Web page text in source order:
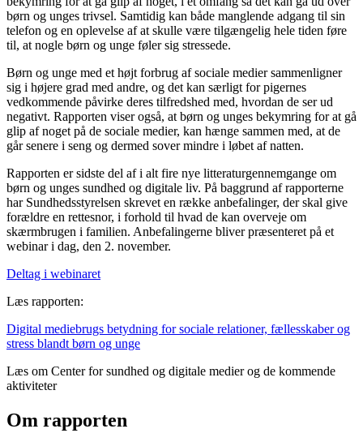
børn og unges trivsel. Samtidig kan både manglende adgang til sin
telefon og en oplevelse af at skulle være tilgængelig hele tiden føre
til, at nogle børn og unge føler sig stressede.
Børn og unge med et højt forbrug af sociale medier sammenligner
sig i højere grad med andre, og det kan særligt for pigernes
vedkommende påvirke deres tilfredshed med, hvordan de ser ud
negativt. Rapporten viser også, at børn og unges bekymring for at gå
glip af noget på de sociale medier, kan hænge sammen med, at de
går senere i seng og dermed sover mindre i løbet af natten.
Rapporten er sidste del af i alt fire nye litteraturgennemgange om
børn og unges sundhed og digitale liv. På baggrund af rapporterne
har Sundhedsstyrelsen skrevet en række anbefalinger, der skal give
forældre en rettesnor, i forhold til hvad de kan overveje om
skærmbrugen i familien. Anbefalingerne bliver præsenteret på et
webinar i dag, den 2. november.
Deltag i webinaret
Læs rapporten:
Digital mediebrugs betydning for sociale relationer, fælles­skaber og
stress blandt børn og unge
Læs om Center for sundhed og digitale medier og de kommende
aktiviteter
Om rapporten